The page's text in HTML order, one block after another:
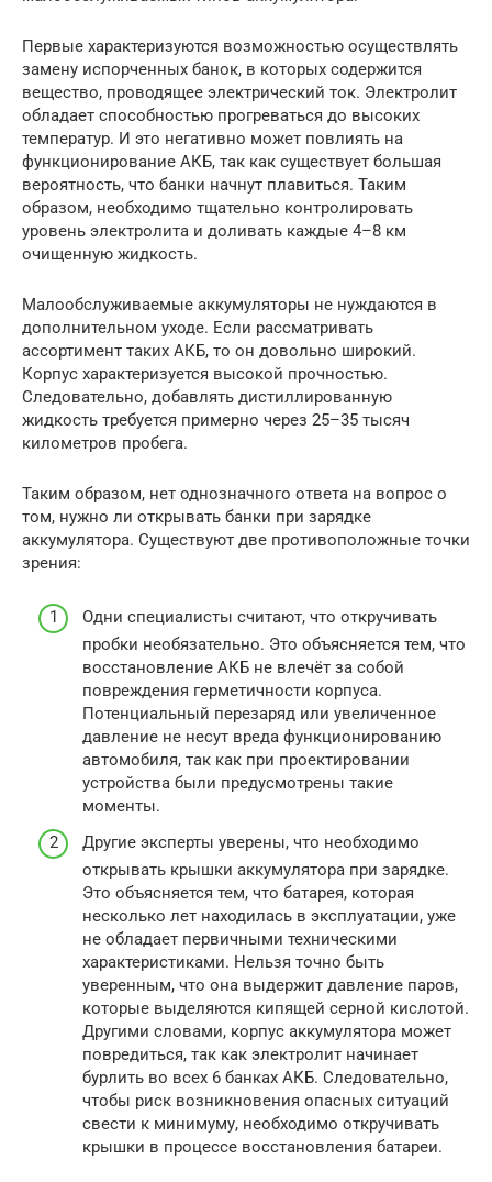
Первые характеризуются возможностью осуществлять
замену испорченных банок, в которых содержится
вещество, проводящее электрический ток. Электролит
обладает способностью прогреваться до высоких
температур. И это негативно может повлиять на
функционирование АКБ, так как существует большая
вероятность, что банки начнут плавиться. Таким
образом, необходимо тщательно контролировать
уровень электролита и доливать каждые 4–8 км
очищенную жидкость.
Малообслуживаемые аккумуляторы не нуждаются в
дополнительном уходе. Если рассматривать
ассортимент таких АКБ, то он довольно широкий.
Корпус характеризуется высокой прочностью.
Следовательно, добавлять дистиллированную
жидкость требуется примерно через 25–35 тысяч
километров пробега.
Таким образом, нет однозначного ответа на вопрос о
том, нужно ли открывать банки при зарядке
аккумулятора. Существуют две противоположные точки
зрения:
Одни специалисты считают, что откручивать
пробки необязательно. Это объясняется тем, что
восстановление АКБ не влечёт за собой
повреждения герметичности корпуса.
Потенциальный перезаряд или увеличенное
давление не несут вреда функционированию
автомобиля, так как при проектировании
устройства были предусмотрены такие
моменты.
Другие эксперты уверены, что необходимо
открывать крышки аккумулятора при зарядке.
Это объясняется тем, что батарея, которая
несколько лет находилась в эксплуатации, уже
не обладает первичными техническими
характеристиками. Нельзя точно быть
уверенным, что она выдержит давление паров,
которые выделяются кипящей серной кислотой.
Другими словами, корпус аккумулятора может
повредиться, так как электролит начинает
бурлить во всех 6 банках АКБ. Следовательно,
чтобы риск возникновения опасных ситуаций
свести к минимуму, необходимо откручивать
крышки в процессе восстановления батареи.